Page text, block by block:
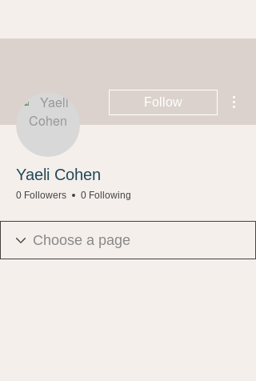
Follow
Yaeli Cohen
0 Followers 0 Following